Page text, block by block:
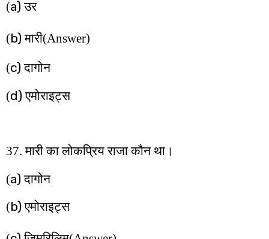
(a)उर
(b)मारी(Answer)
(c)दागोन
(d)एमोराइट्स
37. मारी का लोकप्रिय राजा कौन था।
(a)दागोन
(b)एमोराइट्स